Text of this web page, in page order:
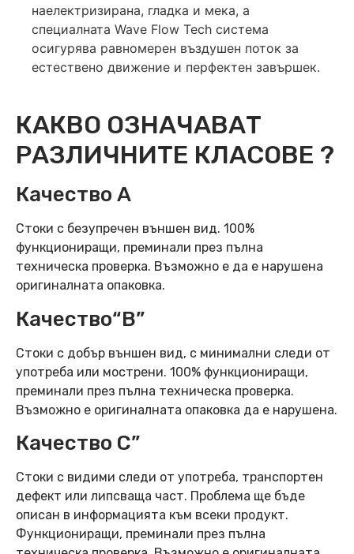
наелектризирана, гладка и мека, а
специалната Wave Flow Tech система
осигурява равномерен въздушен поток за
естествено движение и перфектен завършек.
КАКВО ОЗНАЧАВАТ
РАЗЛИЧНИТЕ КЛАСОВЕ ?
Качество А
Стоки с безупречен външен вид. 100%
функциониращи, преминали през пълна
техническа проверка. Възможно е да е нарушена
оригиналната опаковка.
Качество“B”
Стоки с добър външен вид, с минимални следи от
употреба или мострени. 100% функциониращи,
преминали през пълна техническа проверка.
Възможно е оригиналната опаковка да е нарушена.
Качество C”
Стоки с видими следи от употреба, транспортен
дефект или липсваща част. Проблема ще бъде
описан в информацията към всеки продукт.
Функциониращи, преминали през пълна